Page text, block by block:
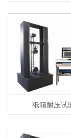
纸箱耐压试